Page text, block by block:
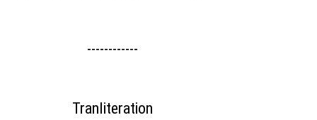
------------
Tranliteration